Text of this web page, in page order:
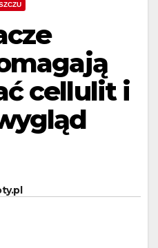
cellulit i